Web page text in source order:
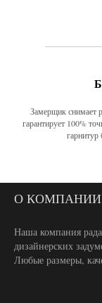
Замерщик снимает
гарантирует 100%
О КОМПАНИИ
Наша компания
дизайнерских
Любые размеры,